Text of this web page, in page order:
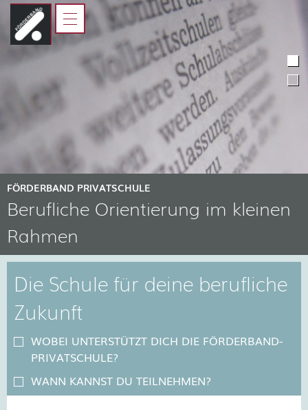
HOME
FÖRDERBAND
JUGENDLICHE
ELTERN, AUSBILDER UND
KOOPERATIONSPARTNER
FÖRDERBAND PRIVATSCHULE
Berufliche Orientierung im kleinen
Rahmen
Die Schule für deine berufliche
Zukunft
WOBEI UNTERSTÜTZT DICH DIE FÖRDERBAND-
PRIVATSCHULE?
WANN KANNST DU TEILNEHMEN?